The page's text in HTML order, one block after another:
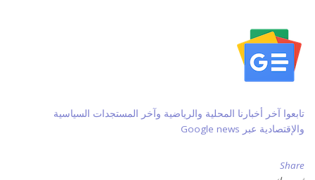
تابعوا آخر أخبارنا المحلية والرياضية وآخر المستجدات السياسية
والإقتصادية عبر Google news
Share